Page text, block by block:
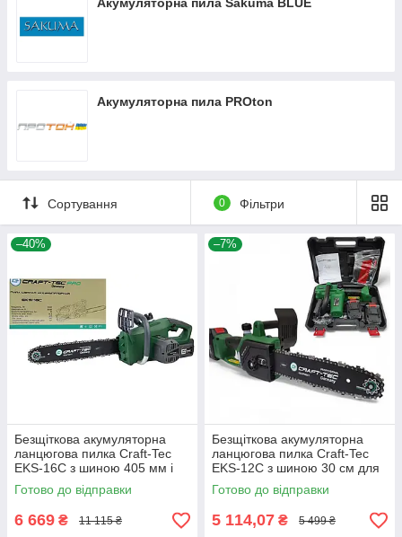
Акумуляторна пила PROton
Сортування 0 Фільтри
–40%
Безщіткова акумуляторна
ланцюгова пилка Craft-Tec
EKS-16C з шиною 405 мм і
36 В акумулятором
Готово до відправки
6 669 ₴ 11 115 ₴
–7%
Безщіткова акумуляторна
ланцюгова пилка Craft-Tec
EKS-12C з шиною 30 см для
розпилювання колод
Готово до відправки
5 114,07 ₴ 5 499 ₴